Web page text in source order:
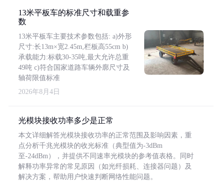
13米平板车的标准尺寸和载重参
数
13米平板车主要技术参数包括: a)外形
尺寸:长13m×宽2.45m,栏板高55cm b)
承载能力:标载30-35吨,最大允许总重
49吨 c)符合国家道路车辆外廓尺寸及
轴荷限值标准
2026年8月4日
光模块接收功率多少是正常
本文详细解答光模块接收功率的正常范围及影响因素，重
点分析千兆光模块的收光标准（典型值为-3dBm
至-24dBm），并提供不同速率光模块的参考值表格。同时
解释功率异常的常见原因（如光纤损耗、连接器问题）及
解决方案，帮助用户快速判断网络性能问题。